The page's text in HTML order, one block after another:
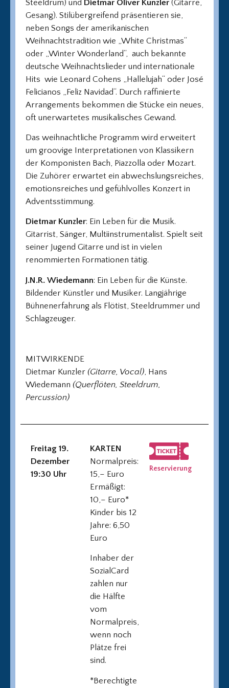
Steeldrum) und Dietmar Oliver Kunzler (Gitarre,
Gesang). Stilübergreifend präsentieren sie,
neben Songs der amerikanischen
Weihnachtstradition wie „White Christmas“
oder „Winter Wonderland“, auch bekannte
deutsche Weihnachtslieder und internationale
Hits wie Leonard Cohens „Hallelujah“ oder José
Felicianos „Feliz Navidad“. Durch raffinierte
Arrangements bekommen die Stücke ein neues,
oft unerwartetes musikalisches Gewand.
Das weihnachtliche Programm wird erweitert
um groovige Interpretationen von Klassikern
der Komponisten Bach, Piazzolla oder Mozart.
Die Zuhörer erwartet ein abwechslungsreiches,
emotionsreiches und gefühlvolles Konzert in
Adventsstimmung.
Dietmar Kunzler: Ein Leben für die Musik.
Gitarrist, Sänger, Multiinstrumentalist. Spielt seit
seiner Jugend Gitarre und ist in vielen
renommierten Formationen tätig.
J.N.R. Wiedemann: Ein Leben für die Künste.
Bildender Künstler und Musiker. Langjährige
Bühnenerfahrung als Flötist, Steeldrummer und
Schlagzeuger.
MITWIRKENDE
Dietmar Kunzler (Gitarre, Vocal) , Hans
Wiedemann (Querflöten, Steeldrum,
Percussion)
Freitag 19.
Dezember
19:30 Uhr
KARTEN
Normalpreis:
15,– Euro
Ermäßigt:
10,– Euro*
Kinder bis 12
Jahre: 6,50
Euro
Inhaber der
SozialCard
zahlen nur
die Hälfte
vom
Normalpreis,
wenn noch
Plätze frei
sind.
*Berechtigte
Reservierung